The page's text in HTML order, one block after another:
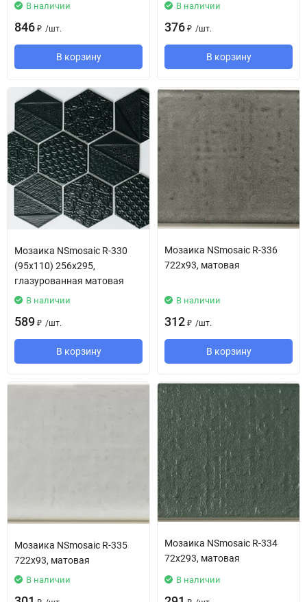
В наличии
846 ₽ /шт.
В корзину
В наличии
376 ₽ /шт.
В корзину
Мозаика NSmosaic R-330
(95x110) 256х295,
глазурованная матовая
В наличии
589 ₽ /шт.
В корзину
Мозаика NSmosaic R-336
722x93, матовая
В наличии
312 ₽ /шт.
В корзину
Мозаика NSmosaic R-335
722x93, матовая
В наличии
Мозаика NSmosaic R-334
72x293, матовая
В наличии